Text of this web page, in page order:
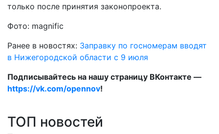
только после принятия законопроекта.
Фото: magnific
Ранее в новостях: Заправку по госномерам вводят
в Нижегородской области с 9 июля
Подписывайтесь на нашу страницу ВКонтакте —
https://vk.com/opennov!
ТОП новостей